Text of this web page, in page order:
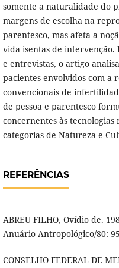
somente a naturalidade do
margens de escolha na
parentesco, mas afeta a
vida isentas de intervenção.
e entrevistas, o artigo
pacientes envolvidos com a
convencionais de
de pessoa e parentesco
concernentes às
categorias de Natureza e
REFERÊNCIAS
ABREU FILHO, Ovídio de.
Anuário Antropológico/80:
CONSELHO FEDERAL DE